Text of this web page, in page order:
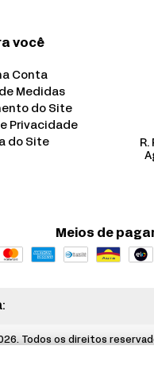
você
Conta
de Medidas
do Site
Privacidade
do Site
Meios de
Todos os direitos